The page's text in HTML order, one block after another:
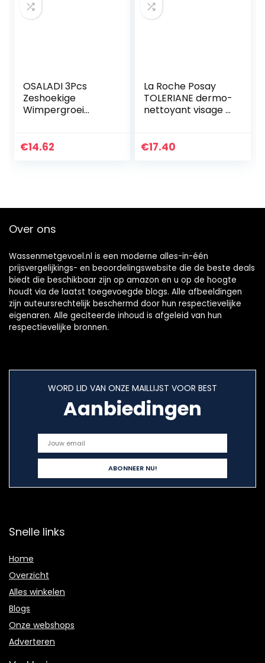
OSALADI 3Pcs
Zeshoekige
Wimpergroei
Draagbare Lege
€14.62
La Roche Posay
TOLERIANE dermo-
nettoyant visage &
€17.40
Over ons
Wassenmetgevoel.nl is een moderne alles-in-één
prijsvergelijkings- en beoordelingswebsite die de beste deals
biedt die beschikbaar zijn op amazon en u op de hoogte
houdt via de laatst toegevoegde blogs. Alle afbeeldingen
zijn auteursrechtelijk beschermd door hun respectievelijke
eigenaren. Alle geciteerde inhoud is afgeleid van hun
respectievelijke bronnen.
WORD LID VAN ONZE MAILLIJST VOOR BEST
Aanbiedingen
Snelle links
Home
Overzicht
Alles winkelen
Blogs
Onze webshops
Adverteren